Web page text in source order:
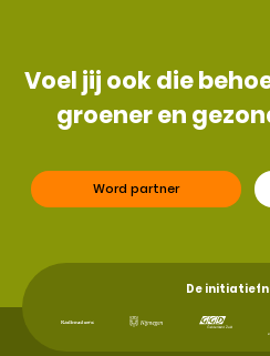
Voel jij ook die
groener en
Word partner
De